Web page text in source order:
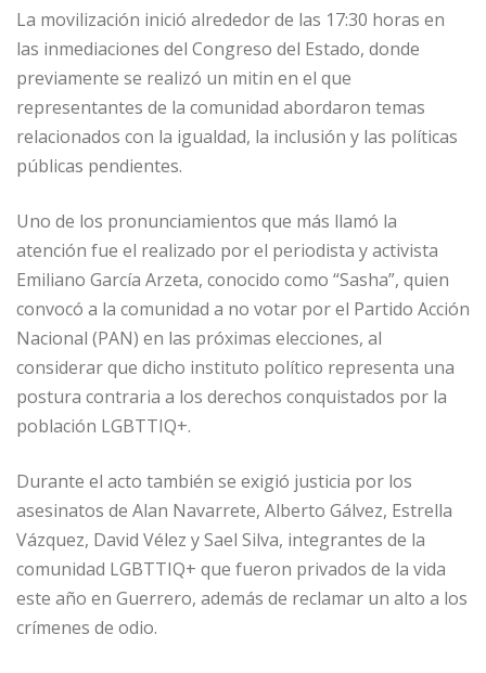
La movilización inició alrededor de las 17:30 horas en
las inmediaciones del Congreso del Estado, donde
previamente se realizó un mitin en el que
representantes de la comunidad abordaron temas
relacionados con la igualdad, la inclusión y las políticas
públicas pendientes.
Uno de los pronunciamientos que más llamó la
atención fue el realizado por el periodista y activista
Emiliano García Arzeta, conocido como “Sasha”, quien
convocó a la comunidad a no votar por el Partido Acción
Nacional (PAN) en las próximas elecciones, al
considerar que dicho instituto político representa una
postura contraria a los derechos conquistados por la
población LGBTTIQ+.
Durante el acto también se exigió justicia por los
asesinatos de Alan Navarrete, Alberto Gálvez, Estrella
Vázquez, David Vélez y Sael Silva, integrantes de la
comunidad LGBTTIQ+ que fueron privados de la vida
este año en Guerrero, además de reclamar un alto a los
crímenes de odio.